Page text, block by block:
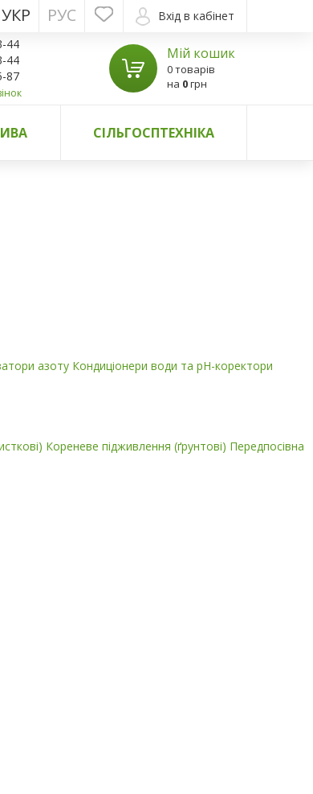
Вхід в кабінет
РУС
УКР
44
44
87
Мій кошик
0 товарів
на 0грн
СІЛЬГОСПТЕХНІКА
азоту Кондиціонери води та pH-коректори
Кореневе підживлення (ґрунтові) Передпосівна